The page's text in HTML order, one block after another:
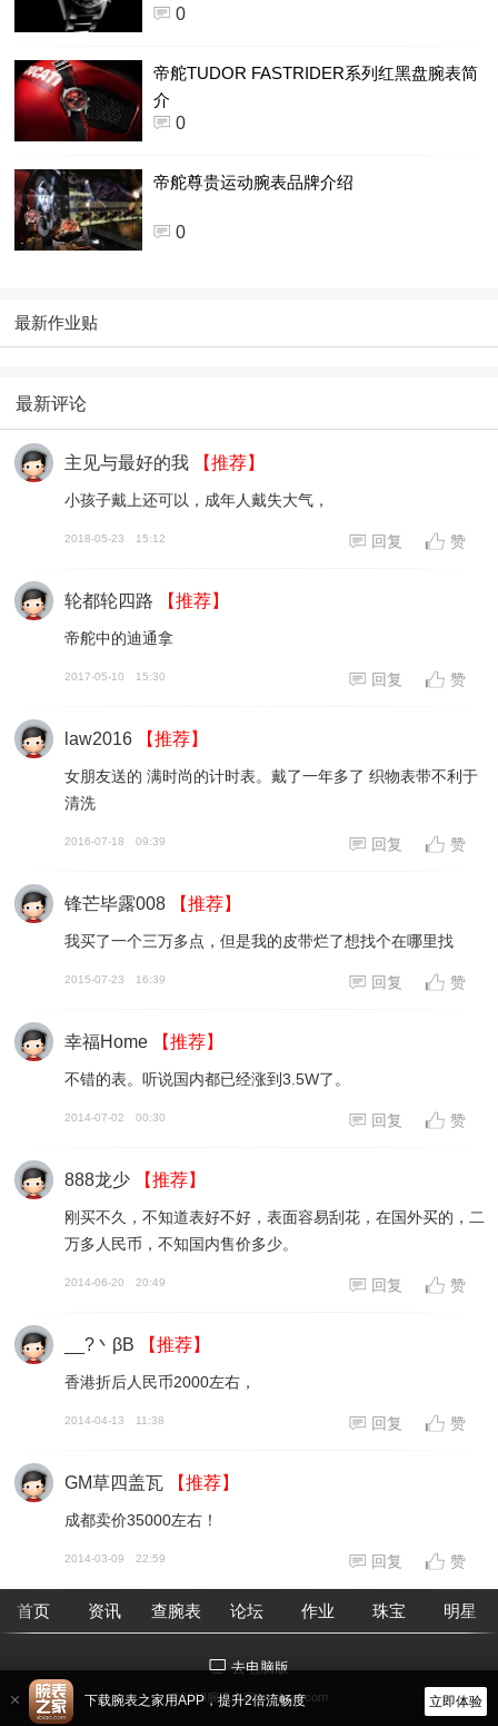
下载腕表之家用APP，提升2倍流畅度 立即体验
0
帝舵TUDOR FASTRIDER系列红黑盘腕表简
介
0
帝舵尊贵运动腕表品牌介绍
0
最新作业贴
最新评论
主见与最好的我 【推荐】
小孩子戴上还可以，成年人戴失大气，
2018-05-23 15:12 回复 赞
轮都轮四路 【推荐】
帝舵中的迪通拿
2017-05-10 15:30 回复 赞
law2016 【推荐】
女朋友送的 满时尚的计时表。戴了一年多了 织物表带不利于
清洗
2016-07-18 09:39 回复 赞
锋芒毕露008 【推荐】
我买了一个三万多点，但是我的皮带烂了想找个在哪里找
2015-07-23 16:39 回复 赞
幸福Home 【推荐】
不错的表。听说国内都已经涨到3.5W了。
2014-07-02 00:30 回复 赞
888龙少 【推荐】
刚买不久，不知道表好不好，表面容易刮花，在国外买的，二
万多人民币，不知国内售价多少。
2014-06-20 20:49 回复 赞
__?丶βВ 【推荐】
香港折后人民币2000左右，
2014-04-13 11:38 回复 赞
GM草四盖瓦 【推荐】
成都卖价35000左右！
2014-03-09 22:59 回复 赞
首页 资讯 查腕表 论坛 作业 珠宝 明星
去电脑版
©2018腕表之家 m.xbiao.com